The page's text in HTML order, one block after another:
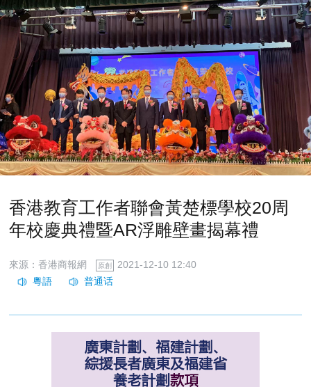
香港教育工作者聯會黃楚標學校20周
年校慶典禮暨AR浮雕壁畫揭幕禮
來源：香港商報網 原創 2021-12-10 12:40